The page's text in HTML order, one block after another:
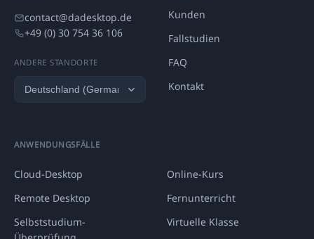
contact@dadesktop.de
+49 (0) 30 754 36 106
ANDERE STANDORTE
Kunden
Fallstudien
FAQ
Kontakt
ANWENDUNGSFÄLLE
Cloud-Desktop
Online-Kurs
Remote Desktop
Fernunterricht
Selbststudium-
Virtuelle Klasse